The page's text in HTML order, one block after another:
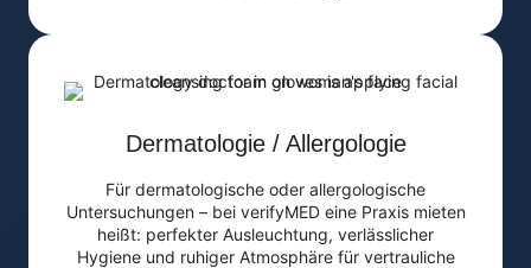
Dermatologie / Allergologie
Für dermatologische oder allergologische
Untersuchungen – bei verifyMED eine Praxis mieten
heißt: perfekter Ausleuchtung, verlässlicher
Hygiene und ruhiger Atmosphäre für vertrauliche